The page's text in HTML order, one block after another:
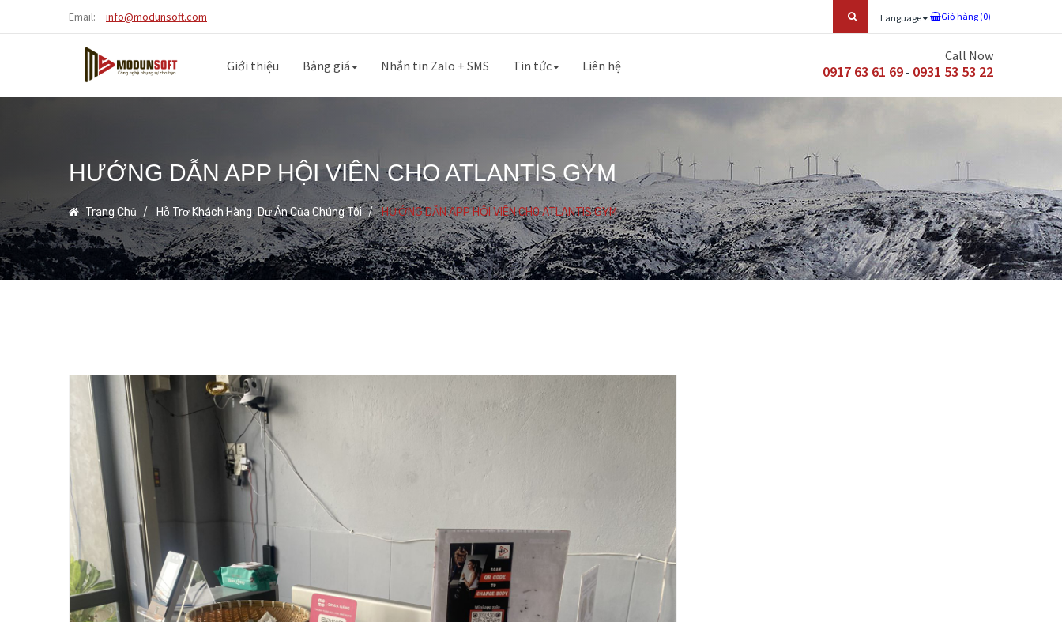
Email: info@modunsoft.com Language Giỏ hàng (0)
Giới thiệu Bảng giá Nhắn tin Zalo + SMS Tin tức Liên hệ
Call Now
0917 63 61 69 - 0931 53 53 22
HƯỚNG DẪN APP HỘI VIÊN CHO ATLANTIS GYM
Trang Chủ Hỗ Trợ Khách Hàng, Dự Án Của Chúng Tôi HƯỚNG DẪN APP HỘI VIÊN CHO ATLANTIS GYM